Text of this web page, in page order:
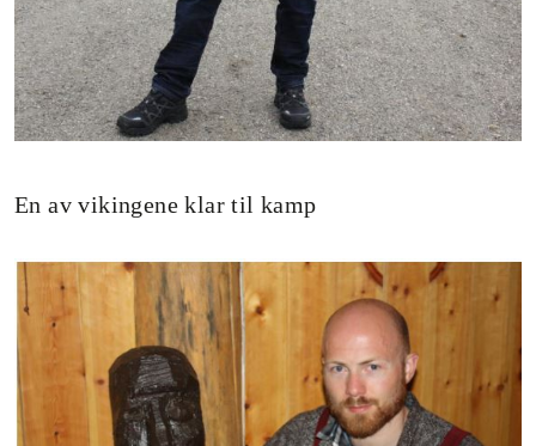
En av vikingene klar til kamp